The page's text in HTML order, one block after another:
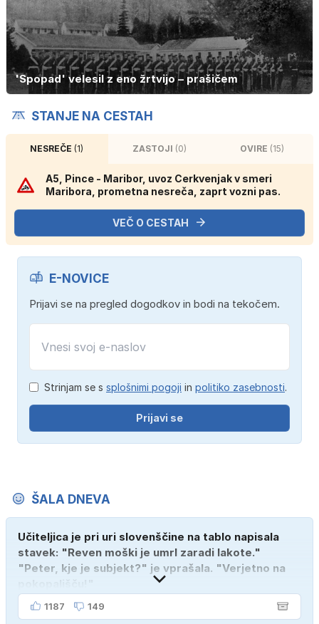
'Spopad' velesil z eno žrtvijo – prašičem
STANJE NA CESTAH
NESREČE(1) ZASTOJI (0) OVIRE (15)
A5, Pince - Maribor, uvoz Cerkvenjak v smeri
Maribora, prometna nesreča, zaprt vozni pas.
VEČ O CESTAH
E-NOVICE
Prijavi se na pregled dogodkov in bodi na tekočem.
Strinjam se s splošnimi pogoji in politiko zasebnosti.
Prijavi se
ŠALA DNEVA
Učiteljica je pri uri slovenščine na tablo napisala
stavek: "Reven moški je umrl zaradi lakote."
"Peter, kje je subjekt?" je vprašala. "Verjetno na
1187 149